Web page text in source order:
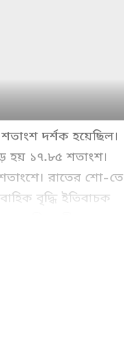
দর্শক হয়েছিল।
হয় ১৭.৮৫ শতাংশ।
রাতের শো-তে
বৃদ্ধি ইতিবাচক